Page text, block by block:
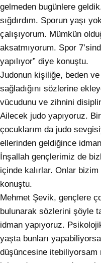
gelmeden bugünlere
sığdırdım. Sporun yaşı
çalışıyorum. Mümkün
aksatmıyorum. Spor
yapılıyor” diye konuştu.
Judonun kişiliğe, beden ve
sağladığını sözlerine
vücudunu ve zihnini
Ailecek judo yapıyoruz.
çocuklarım da judo
ellerinden geldiğince
İnşallah gençlerimiz de
içinde kalırlar. Onlar
konuştu.
Mehmet Şevik, gençlere
bulunarak sözlerini şöyle
idman yapıyoruz.
yaşta bunları
düşüncesine itebiliyorsam